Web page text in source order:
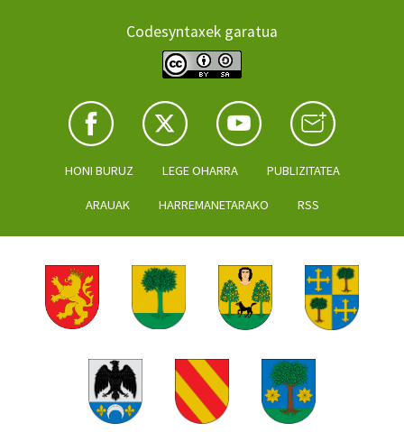
Codesyntaxek garatua
HONI BURUZ LEGE OHARRA PUBLIZITATEA
ARAUAK HARREMANETARAKO RSS